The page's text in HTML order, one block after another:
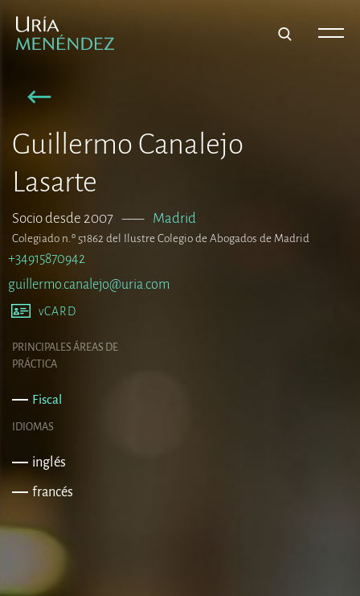
Guillermo Canalejo
Lasarte
Socio desde 2007 ––– Madrid
Colegiado n.º 51862 del Ilustre Colegio de Abogados de Madrid
+34915870942
guillermo.canalejo@uria.com
vCARD
PRINCIPALES ÁREAS DE
PRÁCTICA
Fiscal
IDIOMAS
inglés
francés